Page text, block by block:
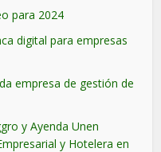
para 2024
digital para empresas
empresa de gestión de
y Ayenda Unen
y Hotelera en